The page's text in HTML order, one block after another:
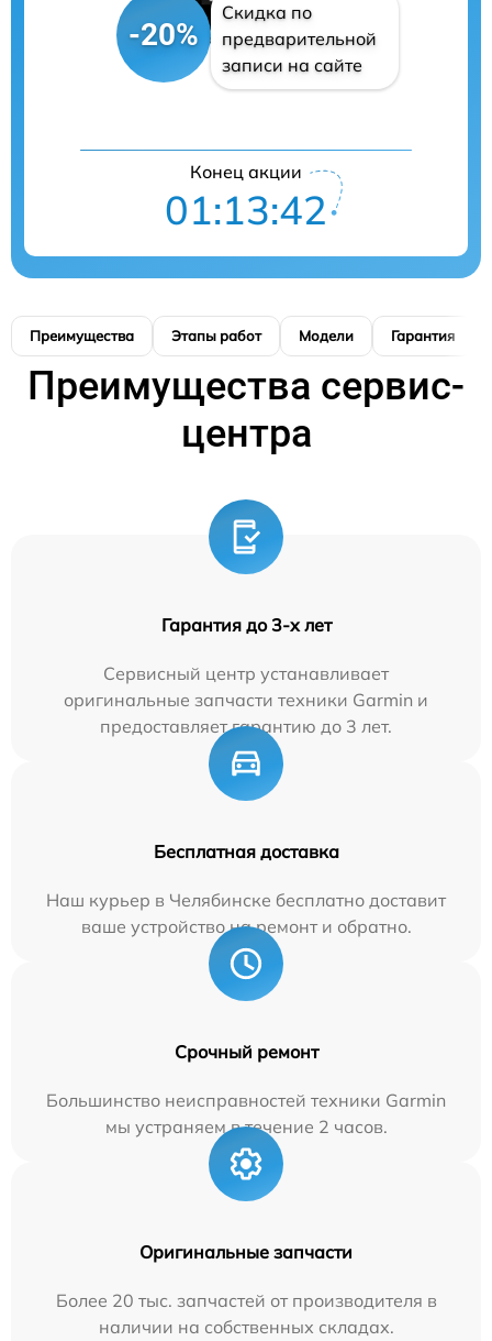
-20%
Скидка по
предварительной
записи на сайте
Конец акции
01:13:41
Преимущества Этапы работ Модели Гарантия
Преимущества сервис-
центра
Гарантия до 3-х лет
Сервисный центр устанавливает
оригинальные запчасти техники Garmin и
предоставляет гарантию до 3 лет.
Бесплатная доставка
Наш курьер в Челябинске бесплатно доставит
ваше устройство на ремонт и обратно.
Срочный ремонт
Большинство неисправностей техники Garmin
мы устраняем в течение 2 часов.
Оригинальные запчасти
Более 20 тыс. запчастей от производителя в
наличии на собственных складах.